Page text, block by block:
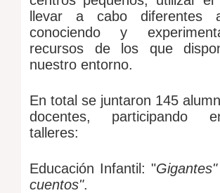
llevar a cabo diferentes
conociendo y
recursos de los que
nuestro entorno.
En total se juntaron 145
docentes, participando
talleres:
Educación Infantil: "
cuentos".